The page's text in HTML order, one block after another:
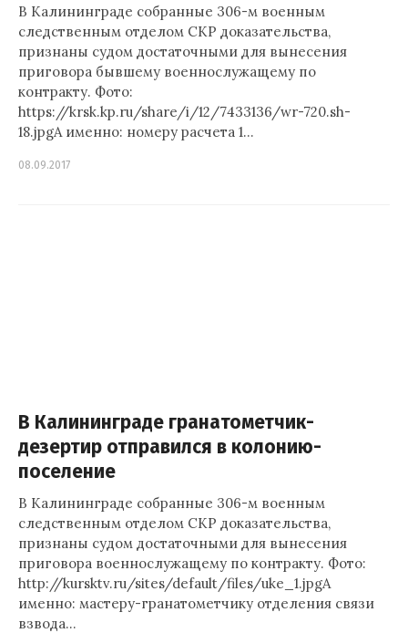
В Калининграде собранные 306-м военным
следственным отделом СКР доказательства,
признаны судом достаточными для вынесения
приговора бывшему военнослужащему по
контракту. Фото:
https://krsk.kp.ru/share/i/12/7433136/wr-720.sh-
18.jpgА именно: номеру расчета 1…
08.09.2017
В Калининграде гранатометчик-
дезертир отправился в колонию-
поселение
В Калининграде собранные 306-м военным
следственным отделом СКР доказательства,
признаны судом достаточными для вынесения
приговора военнослужащему по контракту. Фото:
http://kursktv.ru/sites/default/files/uke_1.jpgА
именно: мастеру-гранатометчику отделения связи
взвода…